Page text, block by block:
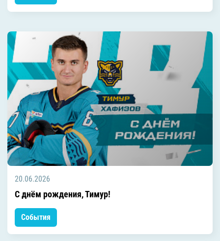
20.06.2026
C днём рождения, Тимур!
События